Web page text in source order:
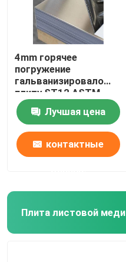
4mm горячее
погружение
гальванизировало
плиту ST12 ASTM
стального листа
подгонялиЛучшая цена
контактные
Плита листовой меди